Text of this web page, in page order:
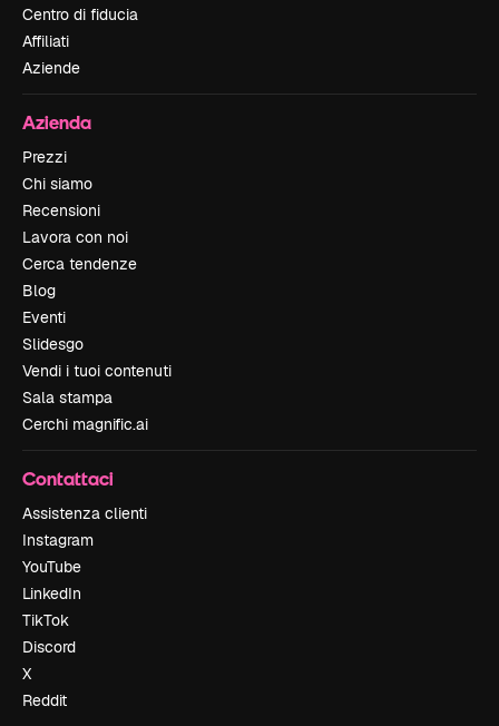
Centro di fiducia
Affiliati
Aziende
Azienda
Prezzi
Chi siamo
Recensioni
Lavora con noi
Cerca tendenze
Blog
Eventi
Slidesgo
Vendi i tuoi contenuti
Sala stampa
Cerchi magnific.ai
Contattaci
Assistenza clienti
Instagram
YouTube
LinkedIn
TikTok
Discord
X
Reddit